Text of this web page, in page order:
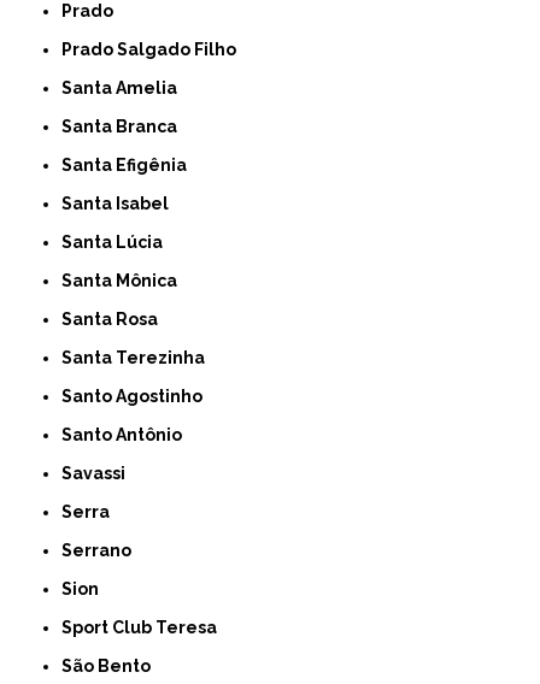
Prado
Prado Salgado Filho
Santa Amelia
Santa Branca
Santa Efigênia
Santa Isabel
Santa Lúcia
Santa Mônica
Santa Rosa
Santa Terezinha
Santo Agostinho
Santo Antônio
Savassi
Serra
Serrano
Sion
Sport Club Teresa
São Bento